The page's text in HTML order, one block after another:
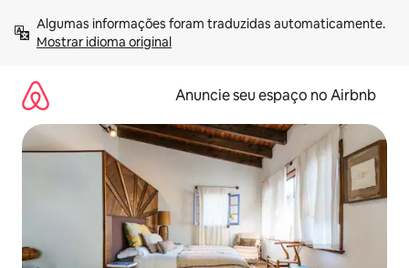
para
Mostrar idioma original
Anuncie seu espaço no Airbnb